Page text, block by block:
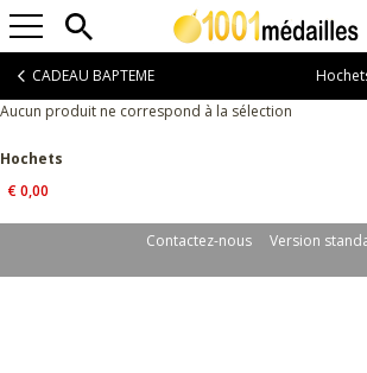
CADEAU BAPTEME
Aucun produit ne correspond à la sélection
Hochets
€0,00
Contactez-nous Version